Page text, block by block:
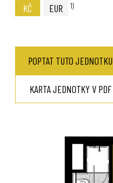
KČ EUR 1)
POPTAT TUTO JEDNOTKU
KARTA JEDNOTKY V PDF